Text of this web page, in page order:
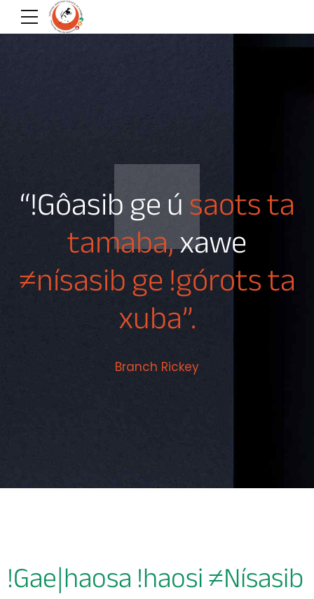
“!Gôasib ge úsaots ta
tamaba,xawe
≠nísasib ge !górots ta
xuba”.
Branch Rickey
!Gae|haosa !haosi ≠Nísasib